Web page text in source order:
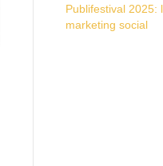
Publifestival 2025:
marketing social